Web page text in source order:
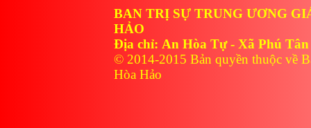
BAN TRỊ SỰ TRUNG ƯƠNG
HẢO
Địa chỉ: An Hòa Tự - Xã Phú
© 2014-2015 Bản quyền thuộc về
Hòa Hảo